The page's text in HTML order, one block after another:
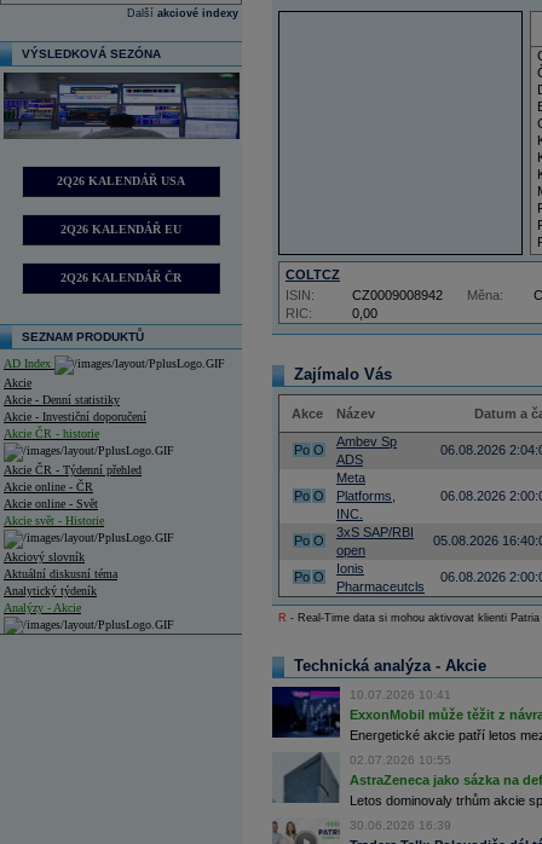
Další akciové indexy
VÝSLEDKOVÁ SEZÓNA
2Q26 KALENDÁŘ USA
2Q26 KALENDÁŘ EU
2Q26 KALENDÁŘ ČR
SEZNAM PRODUKTŮ
AD Index
Akcie
Akcie - Denní statistiky
Akcie - Investiční doporučení
Akcie ČR - historie
Akcie ČR - Týdenní přehled
Akcie online - ČR
Akcie online - Svět
Akcie svět - Historie
Akciový slovník
Aktuální diskusní téma
Analytický týdeník
Analýzy - Akcie
COLTCZ
RIC: 0,00
ISIN: CZ0009008942 Měna:
Zajímalo Vás
Akce Název Datum a
Po O
Ambev Sp
ADS
06.08.2026
Po O
Meta
Platforms,
INC.
06.08.2026
Po O
3xS SAP/RBI
open
05.08.2026
Po O
Ionis
Pharmaceutcls
06.08.2026
R - Real-Time data si mohou aktivovat klienti
Technická analýza - Akcie
10.07.2026 10:41
ExxonMobil může těžit z
Energetické akcie patří letos
02.07.2026 10:55
AstraZeneca jako sázka na
Letos dominovaly trhům akcie
30.06.2026 16:39